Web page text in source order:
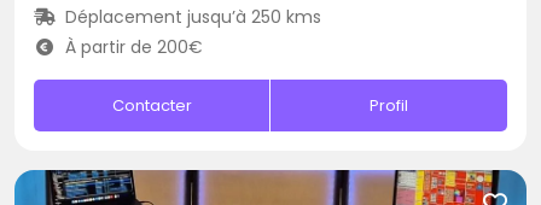
Déplacement jusqu’à 250 kms
À partir de 200€
Contacter Profil